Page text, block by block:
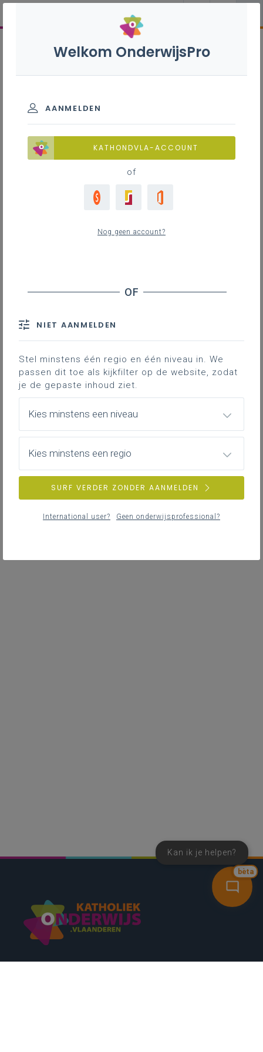
bèta
Kan ik je helpen?
Welkom OnderwijsPro
AANMELDEN
KATHONDVLA-ACCOUNT
of
Nog geen account?
NIET AANMELDEN
Stel minstens één regio en één niveau in. We
passen dit toe als kijkfilter op de website, zodat
je de gepaste inhoud ziet.
Kies minstens een niveau
Kies minstens een regio
SURF VERDER ZONDER AANMELDEN
International user? Geen onderwijsprofessional?